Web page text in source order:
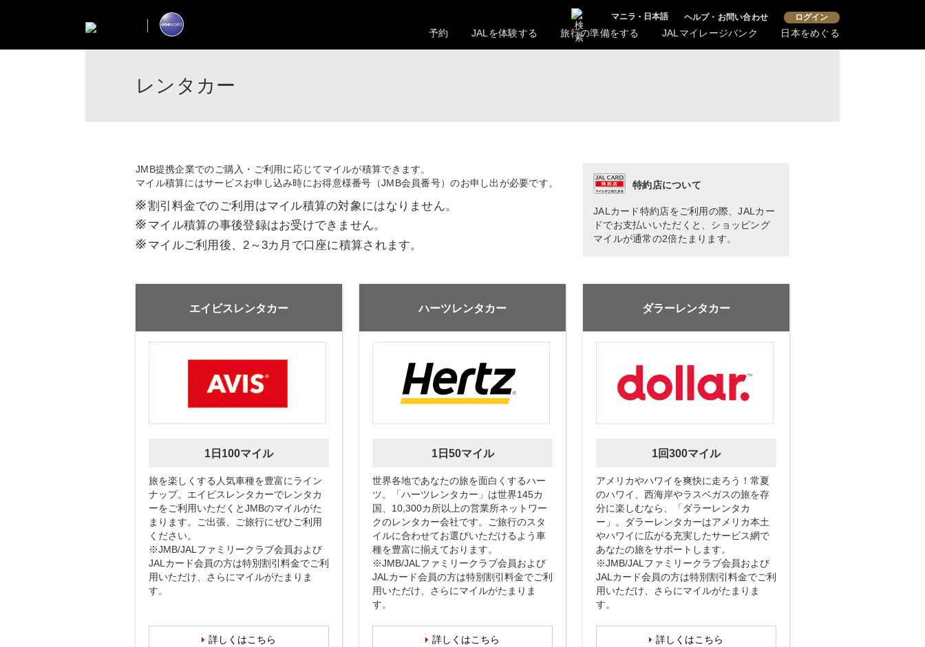
マニラ - 日本語 ヘルプ・お問い合わせ ログイン
予約 JALを体験する 旅行の準備をする JALマイレージバンク 日本をめぐる
レンタカー
JMB提携企業でのご購入・ご利用に応じてマイルが積算できます。
マイル積算にはサービスお申し込み時にお得意様番号（JMB会員番号）のお申し出が必要です。
※割引料金でのご利用はマイル積算の対象にはなりません。
※ マイル積算の事後登録はお受けできません。
※ マイルご利用後、2～3カ月で口座に積算されます。
特約店について
JALカード特約店をご利用の際、JALカー
ドでお支払いいただくと、ショッピング
マイルが通常の2倍たまります。
エイビスレンタカー
1日100マイル
旅を楽しくする人気車種を豊富にライン
ナップ。エイビスレンタカーでレンタカ
ーをご利用いただくとJMBのマイルがた
まります。ご出張、ご旅行にぜひご利用
ください。
※JMB/JALファミリークラブ会員および
JALカード会員の方は特別割引料金でご利
用いただけ、さらにマイルがたまりま
す。
詳しくはこちら
ハーツレンタカー
1日50マイル
世界各地であなたの旅を面白くするハー
ツ。「ハーツレンタカー」は世界145カ
国、10,300カ所以上の営業所ネットワー
クのレンタカー会社です。ご旅行のスタ
イルに合わせてお選びいただけるよう車
種を豊富に揃えております。
※JMB/JALファミリークラブ会員および
JALカード会員の方は特別割引料金でご利
用いただけ、さらにマイルがたまりま
す。
詳しくはこちら
ダラーレンタカー
1回300マイル
アメリカやハワイを爽快に走ろう！常夏
のハワイ、西海岸やラスベガスの旅を存
分に楽しむなら、「ダラーレンタカ
ー」。ダラーレンタカーはアメリカ本土
やハワイに広がる充実したサービス網で
あなたの旅をサポートします。
※JMB/JALファミリークラブ会員および
JALカード会員の方は特別割引料金でご利
用いただけ、さらにマイルがたまりま
す。
詳しくはこちら